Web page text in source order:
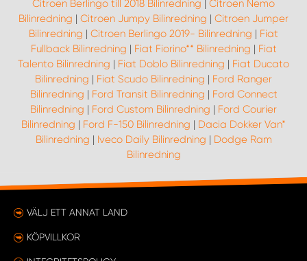
Citroen Berlingo till 2018 Bilinredning | Citroen Nemo
Bilinredning | Citroen Jumpy Bilinredning | Citroen Jumper
Bilinredning | Citroen Berlingo 2019- Bilinredning | Fiat
Fullback Bilinredning | Fiat Fiorino** Bilinredning | Fiat
Talento Bilinredning | Fiat Doblo Bilinredning | Fiat Ducato
Bilinredning | Fiat Scudo Bilinredning | Ford Ranger
Bilinredning | Ford Transit Bilinredning | Ford Connect
Bilinredning | Ford Custom Bilinredning | Ford Courier
Bilinredning | Ford F-150 Bilinredning | Dacia Dokker Van*
Bilinredning | Iveco Daily Bilinredning | Dodge Ram
Bilinredning
VÄLJ ETT ANNAT LAND
KÖPVILLKOR